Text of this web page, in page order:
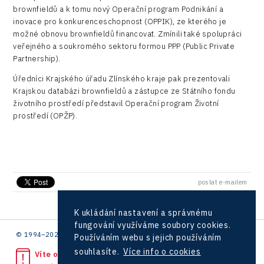
Hunter Games
Kaleido
LAM-X
Virtual Lab
City
Drones
Manufacturing
Rail
Road
Connectivity
Devices
Infrastructure
Logic/MaaS
R&D
Průmyslová zóna
Příhraničí
Technická infrastruktura
Technické vzdělávání
Konference Potenciál místní ekonomiky 2019
Konference Potenciál místní ekonomiky 2018
Představení průběžného pokroku projektu
Pasportizace
brownfieldů a k tomu nový Operační program Podnikání a
inovace pro konkurenceschopnost (OPPIK), ze kterého je
možné obnovu brownfieldů financovat. Zmínili také spolupráci
veřejného a soukromého sektoru formou PPP (Public Private
Partnership).
Úředníci Krajského úřadu Zlínského kraje pak prezentovali
Krajskou databázi brownfieldů a zástupce ze Státního fondu
životního prostředí představil Operační program Životní
prostředí (OPŽP).
poslat e-mailem
© 1994–2026 CzechInvest | .
Víte o protiprávním jednání?
K ukládání nastavení a správnému
fungování využíváme soubory cookies.
Používáním webu s jejich používáním
souhlasíte. Více info o cookies